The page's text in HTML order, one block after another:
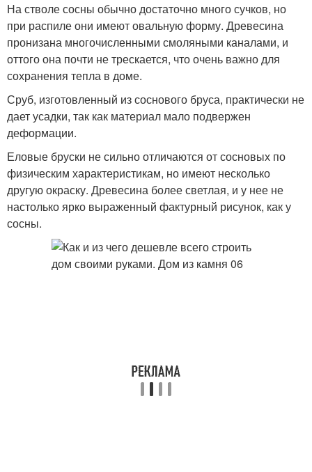
На стволе сосны обычно достаточно много сучков, но
при распиле они имеют овальную форму. Древесина
пронизана многочисленными смоляными каналами, и
оттого она почти не трескается, что очень важно для
сохранения тепла в доме.
Сруб, изготовленный из соснового бруса, практически не
дает усадки, так как материал мало подвержен
деформации.
Еловые бруски не сильно отличаются от сосновых по
физическим характеристикам, но имеют несколько
другую окраску. Древесина более светлая, и у нее не
настолько ярко выраженный фактурный рисунок, как у
сосны.